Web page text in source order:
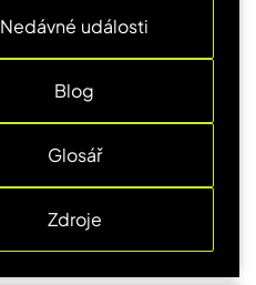
Nedávné události
Blog
Glosář
Zdroje